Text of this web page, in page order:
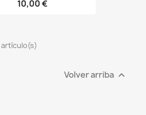
10,00 €
artículo(s)
Volver arriba 